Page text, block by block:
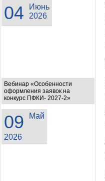
04
Июнь
2026
Вебинар «Особенности
оформления заявок на
конкурс ПФКИ- 2027-2»
09 Май
2026